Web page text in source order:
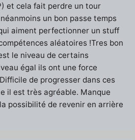
et cela fait perdre un tour
un bon passe temps
aiment perfectionner un stuff
aléatoires !Tres bon
le niveau de certains
égal ils ont une force
de progresser dans ces
il est très agréable. Manque
possibilité de revenir en arrière